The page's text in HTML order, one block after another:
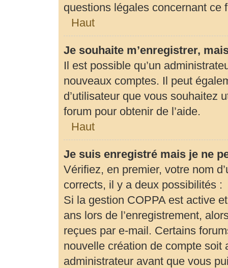
questions légales concernant ce
Haut
Je souhaite m’enregistrer,
Il est possible qu’un
nouveaux comptes. Il peut
d’utilisateur que vous souhaitez
forum pour obtenir de l’aide.
Haut
Je suis enregistré mais je ne
Vérifiez, en premier, votre nom
corrects, il y a deux possibilités :
Si la gestion COPPA est active
ans lors de l’enregistrement,
reçues par e-mail. Certains
nouvelle création de compte soit
administrateur avant que vous